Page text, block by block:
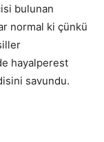
bulunan
normal ki çünkü
hayalperest
savundu.